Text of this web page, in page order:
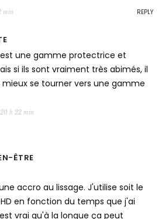
min REPLY
une gamme protectrice et
si ils sont vraiment très abimés, il
se tourner vers une gamme
h 22 min
ÊTRE
accro au lissage. J'utilise soit le
en fonction du temps que j'ai
vrai qu'à la longue ça peut